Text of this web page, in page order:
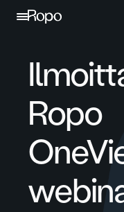
Jatka sisältöön
Ropo